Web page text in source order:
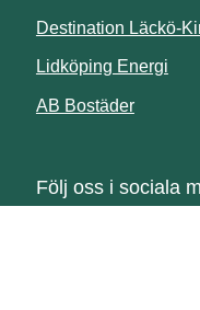
Destination Läckö-
Lidköping Energi
AB BostäderLänk till
Följ oss i sociala